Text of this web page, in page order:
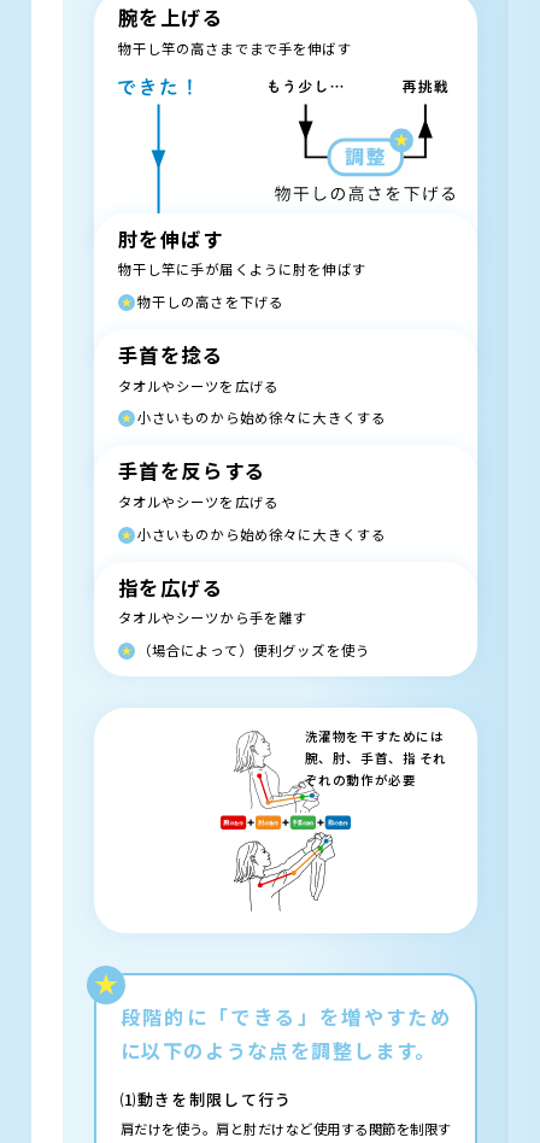
腕を上げる
物干し竿の高さまでまで手を伸ばす
肘を伸ばす
物干し竿に手が届くように肘を伸ばす
物干しの高さを下げる
手首を捻る
タオルやシーツを広げる
小さいものから始め徐々に大きくする
手首を反らする
タオルやシーツを広げる
小さいものから始め徐々に大きくする
指を広げる
タオルやシーツから手を離す
（場合によって）便利グッズを使う
洗濯物を干すためには
腕、肘、手首、指 それ
ぞれの動作が必要
段階的に「できる」を増やすため
に以下のような点を調整します。
⑴動きを制限して行う
肩だけを使う。肩と肘だけなど使用する関節を制限す